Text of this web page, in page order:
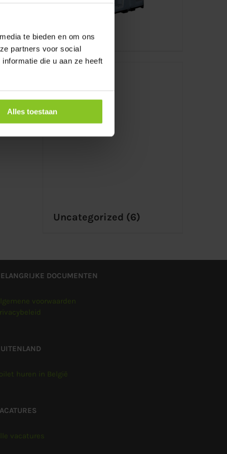
te bieden en om ons
partners voor social
die u aan ze heeft
Alles toestaan
Plaszuil
(5)
Uncategorized (6)
DOCUMENTEN
voorwaarden
huren in België
vacatures